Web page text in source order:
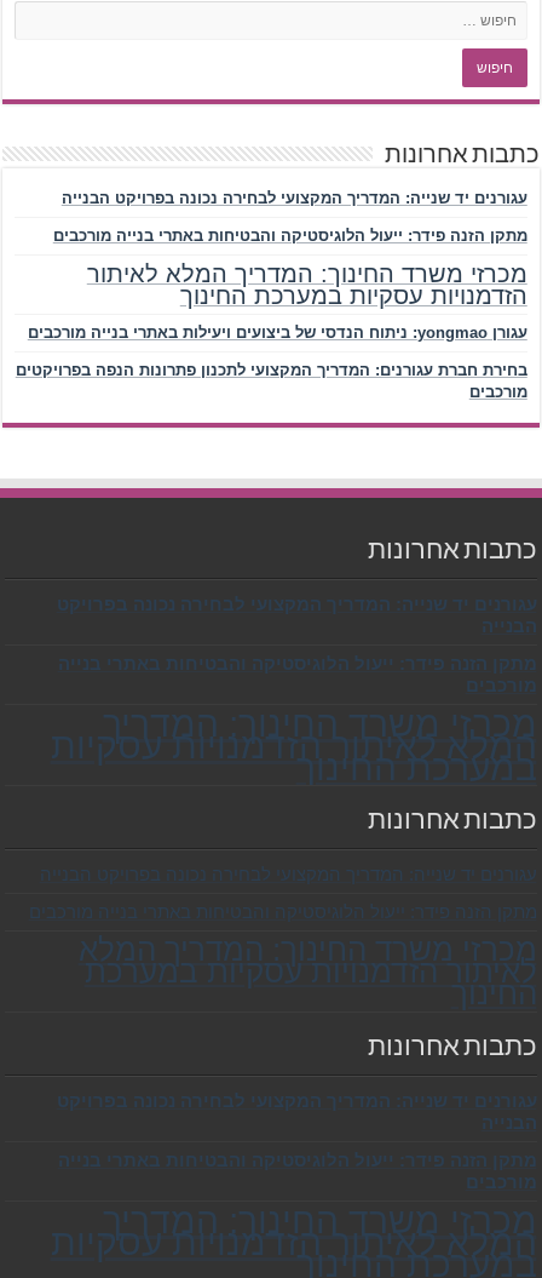
כתבות אחרונות
עגורנים יד שנייה: המדריך המקצועי לבחירה נכונה בפרויקט הבנייה
מתקן הזנה פידר: ייעול הלוגיסטיקה והבטיחות באתרי בנייה מורכבים
מכרזי משרד החינוך: המדריך המלא לאיתור
הזדמנויות עסקיות במערכת החינוך
עגורן yongmao: ניתוח הנדסי של ביצועים ויעילות באתרי בנייה מורכבים
בחירת חברת עגורנים: המדריך המקצועי לתכנון פתרונות הנפה בפרויקטים
מורכבים
כתבות אחרונות
עגורנים יד שנייה: המדריך המקצועי לבחירה נכונה בפרויקט
הבנייה
מתקן הזנה פידר: ייעול הלוגיסטיקה והבטיחות באתרי בנייה
מורכבים
מכרזי משרד החינוך: המדריך
המלא לאיתור הזדמנויות עסקיות
במערכת החינוך
כתבות אחרונות
עגורנים יד שנייה: המדריך המקצועי לבחירה נכונה בפרויקט הבנייה
מתקן הזנה פידר: ייעול הלוגיסטיקה והבטיחות באתרי בנייה מורכבים
מכרזי משרד החינוך: המדריך המלא
לאיתור הזדמנויות עסקיות במערכת
החינוך
כתבות אחרונות
עגורנים יד שנייה: המדריך המקצועי לבחירה נכונה בפרויקט
הבנייה
מתקן הזנה פידר: ייעול הלוגיסטיקה והבטיחות באתרי בנייה
מורכבים
מכרזי משרד החינוך: המדריך
המלא לאיתור הזדמנויות עסקיות
במערכת החינוך